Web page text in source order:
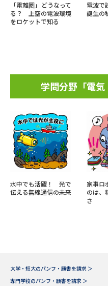
「電離圏」どうなって
る？ 上空の電波環境
をロケットで知る
電波で
誕生の
学問分野「電
水中でも活躍！ 光で
伝える無線通信の未来
家事ロ
のは、
さ
大学・短大のパンフ・願書を請求 ＞
専門学校のパンフ・願書を請求 ＞